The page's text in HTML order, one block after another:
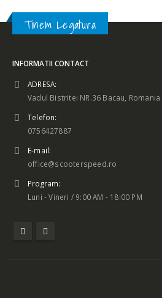
Tinem Legatura
INFORMATII CONTACT
ADRESA:
Vadul Bistritei NR.36 Bacau, Romania
Telefon:
0756427887
E-mail:
office@scooterspeed.ro
Program:
Luni - Vineri / 9:00 AM - 18:00 PM